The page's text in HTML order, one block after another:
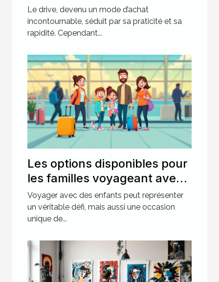
Le drive, devenu un mode d’achat
incontournable, séduit par sa praticité et sa
rapidité. Cependant...
Les options disponibles pour
les familles voyageant avec
des enfants
Voyager avec des enfants peut représenter
un véritable défi, mais aussi une occasion
unique de...